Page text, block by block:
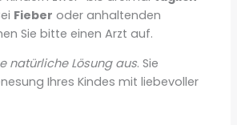
Fieber oder anhaltenden
Sie bitte einen Arzt auf.
natürliche Lösung aus. Sie
Ihres Kindes mit liebevoller